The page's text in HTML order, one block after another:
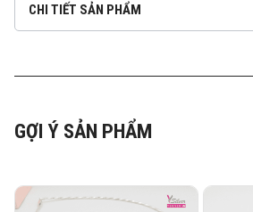
CHI TIẾT SẢN PHẨM
GỢI Ý SẢN PHẨM